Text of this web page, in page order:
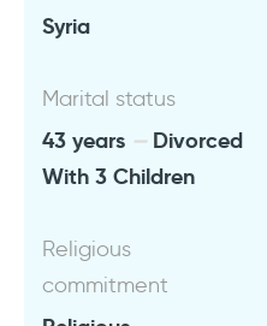
Syria
Marital status
43 years
Divorced
With 3 Children
Religious
commitment